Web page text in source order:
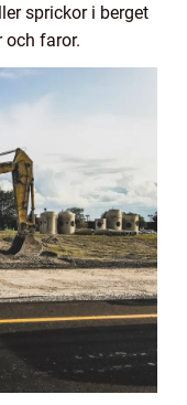
sprickor i berget
faror.